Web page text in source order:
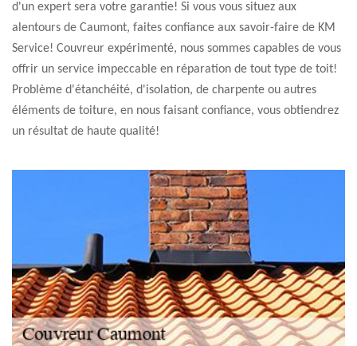
d'un expert sera votre garantie! Si vous vous situez aux
alentours de Caumont, faites confiance aux savoir-faire de KM
Service! Couvreur expérimenté, nous sommes capables de vous
offrir un service impeccable en réparation de tout type de toit!
Problème d'étanchéité, d'isolation, de charpente ou autres
éléments de toiture, en nous faisant confiance, vous obtiendrez
un résultat de haute qualité!